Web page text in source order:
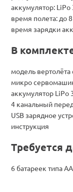
аккумулятор: LiPo
время полета: до
время зарядки
В
модель
микро
аккумулятор LiPo
4 канальный
USB зарядное
инструкция
Требуется
6 батареек типа